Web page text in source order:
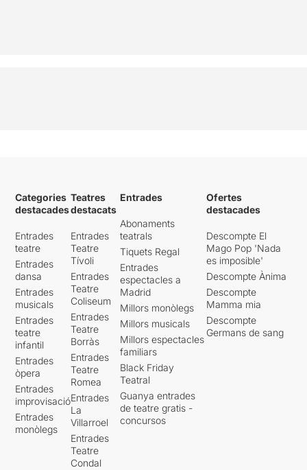
Categories
destacades
Entrades
teatre
Entrades
dansa
Entrades
musicals
Entrades
teatre
infantil
Entrades
òpera
Entrades
improvisació
Entrades
monòlegs
Teatres
destacats
Entrades
Teatre
Tívoli
Entrades
Teatre
Coliseum
Entrades
Teatre
Borràs
Entrades
Teatre
Romea
Entrades
La
Villarroel
Entrades
Teatre
Condal
Entrades
Abonaments
teatrals
Tiquets Regal
Entrades
espectacles a
Madrid
Millors monòlegs
Millors musicals
Millors espectacles
familiars
Black Friday
Teatral
Guanya entrades
de teatre gratis -
concursos
Ofertes
destacades
Descompte El
Mago Pop 'Nada
es imposible'
Descompte Ànima
Descompte
Mamma mia
Descompte
Germans de sang